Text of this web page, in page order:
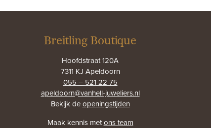
Breitling Boutique
Hoofdstraat 120A
7311 KJ Apeldoorn
055 – 521 22 75
apeldoorn@vanhell-juweliers.nl
Bekijk deopeningstijden
Maak kennis metons team